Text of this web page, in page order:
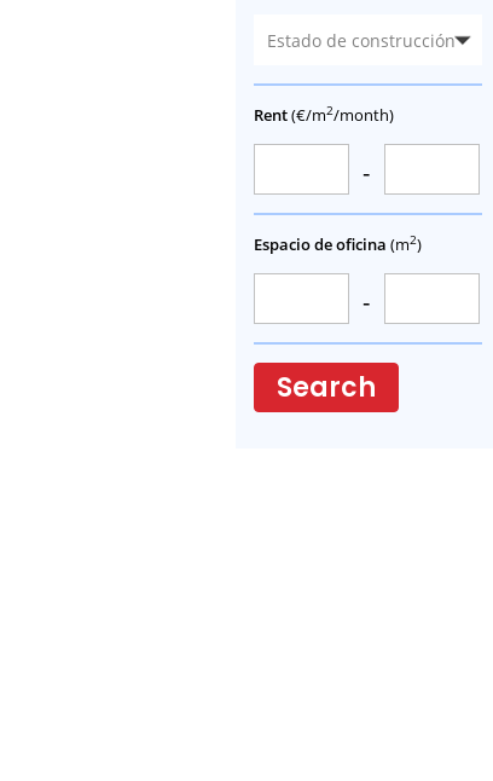
Estado de construcción
Rent(€/m2/month)
-
Espacio de oficina (m2)
-
Search